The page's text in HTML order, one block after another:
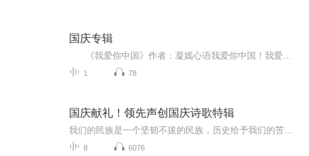
国庆专辑
1 78
国庆献礼！领先声创国庆诗歌特辑
8 6076